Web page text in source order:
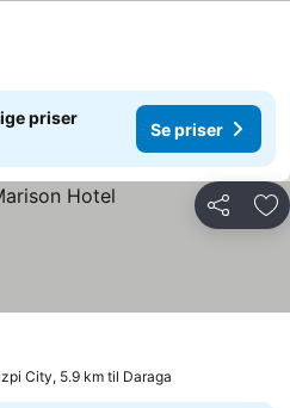
priser
Se priser
Del
City, 5.9 km til Daraga